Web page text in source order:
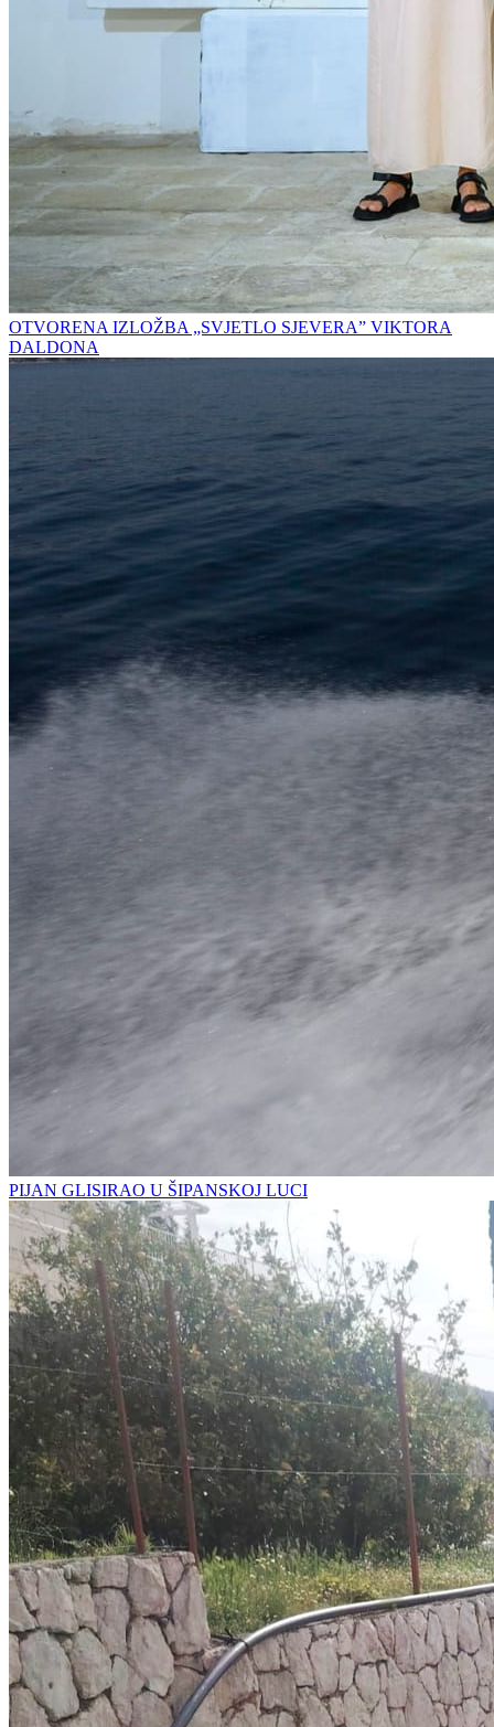
OTVORENA IZLOŽBA „SVJETLO SJEVERA” VIKTORA
DALDONA
PIJAN GLISIRAO U ŠIPANSKOJ LUCI